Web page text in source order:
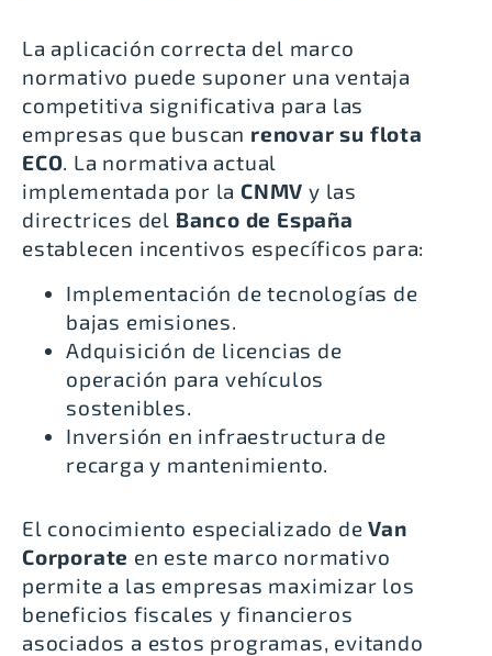
La aplicación correcta del marco
normativo puede suponer una ventaja
competitiva significativa para las
empresas que buscan renovar su flota
ECO. La normativa actual
implementada por la CNMV y las
directrices del Banco de España
establecen incentivos específicos para:
Implementación de tecnologías de
bajas emisiones.
Adquisición de licencias de
operación para vehículos
sostenibles.
Inversión en infraestructura de
recarga y mantenimiento.
El conocimiento especializado deVan
Corporate en este marco normativo
permite a las empresas maximizar los
beneficios fiscales y financieros
asociados a estos programas, evitando